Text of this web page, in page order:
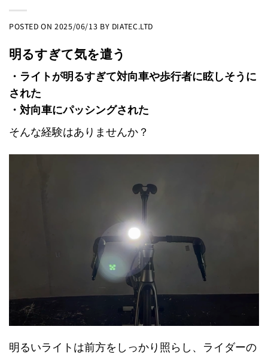
POSTED ON2025/06/13 BY DIATEC.LTD
明るすぎて気を遣う
・ライトが明るすぎて対向車や歩行者に眩しそうに
された
・対向車にパッシングされた
そんな経験はありませんか？
明るいライトは前方をしっかり照らし、ライダーの